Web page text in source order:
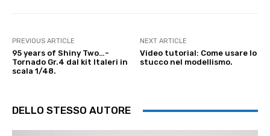
PREVIOUS ARTICLE
95 years of Shiny Two…-
Tornado Gr.4 dal kit Italeri in
scala 1/48.
NEXT ARTICLE
Video tutorial: Come usare lo
stucco nel modellismo.
DELLO STESSO AUTORE